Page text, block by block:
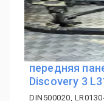
передняя
Discovery 3
DIN500020,